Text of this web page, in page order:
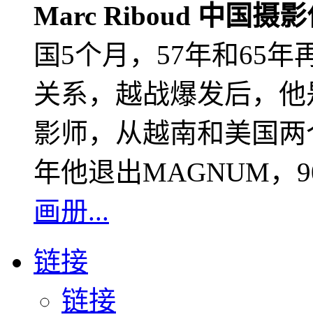
Marc Riboud 中国摄
国5个月，57年和65年
关系，越战爆发后，
影师，从越南和美国
年他退出MAGNUM，
画册...
链接
链接